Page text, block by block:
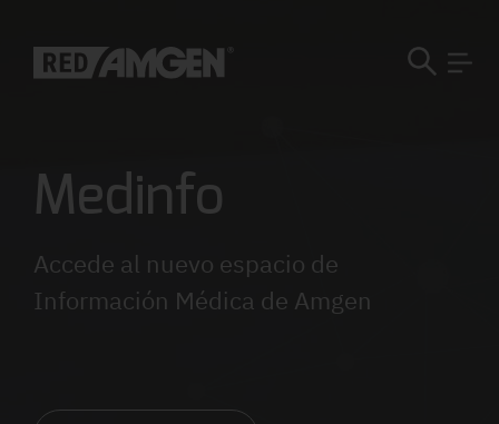
Medinfo
Accede al nuevo espacio de
Información Médica de Amgen